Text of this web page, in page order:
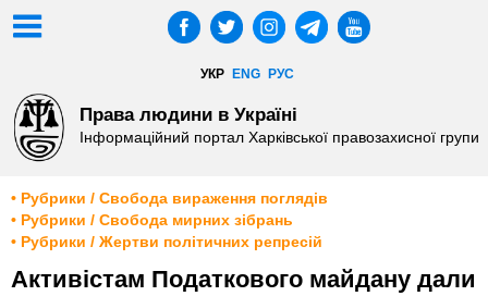
УКР ENG РУС
Права людини в Україні
Інформаційний портал Харківської правозахисної групи
• Рубрики / Свобода вираження поглядів
• Рубрики / Свобода мирних зібрань
• Рубрики / Жертви політичних репресій
Активістам Податкового майдану дали